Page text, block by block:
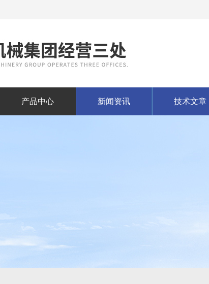
产品中心 新闻资讯 技术文章